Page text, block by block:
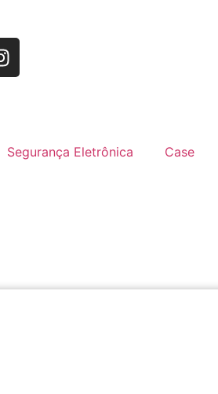
Segurança Eletrônica Case